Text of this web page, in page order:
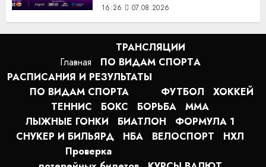
16:26 07.08.2026
Главная
ТРАНСЛЯЦИИ
ПО ВИДАМ СПОРТA
РАСПИСАНИЯ И РЕЗУЛЬТАТЫ
ПО ВИДАМ СПОРТА
ФУТБОЛ
ХОККЕЙ
ТЕННИС
БОКС БОРЬБА
MMA
ЛЫЖНЫЕ ГОНКИ
БИАТЛОН
ФОРМУЛА 1
СНУКЕР И БИЛЬЯРД
НБА ВЕЛОСПОРТ
НХЛ
Проверка